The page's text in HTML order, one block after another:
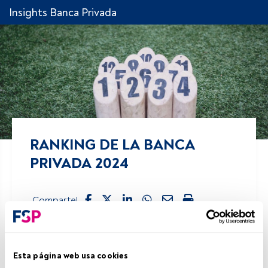
Esta página web usa cookies
Insights Banca Privada
RANKING DE LA BANCA
PRIVADA 2024
Comparte!
El buen desempeño de los mercados financieros